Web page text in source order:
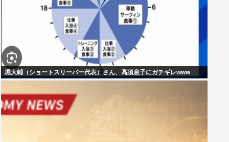
堀大輔（ショートスリーパー代表）さん、高須息子にガチギレwww